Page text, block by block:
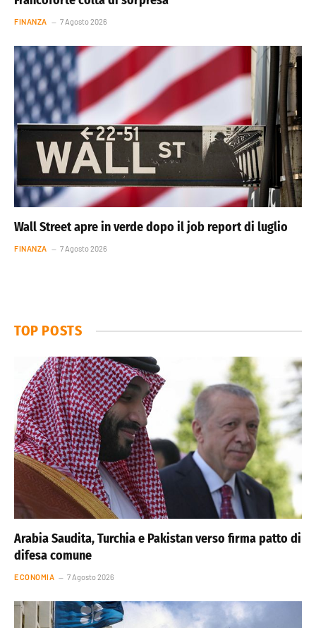
FINANZA 7 Agosto 2026
Wall Street apre in verde dopo il job report di luglio
FINANZA 7 Agosto 2026
TOP POSTS
Arabia Saudita, Turchia e Pakistan verso firma patto di
difesa comune
ECONOMIA 7 Agosto 2026